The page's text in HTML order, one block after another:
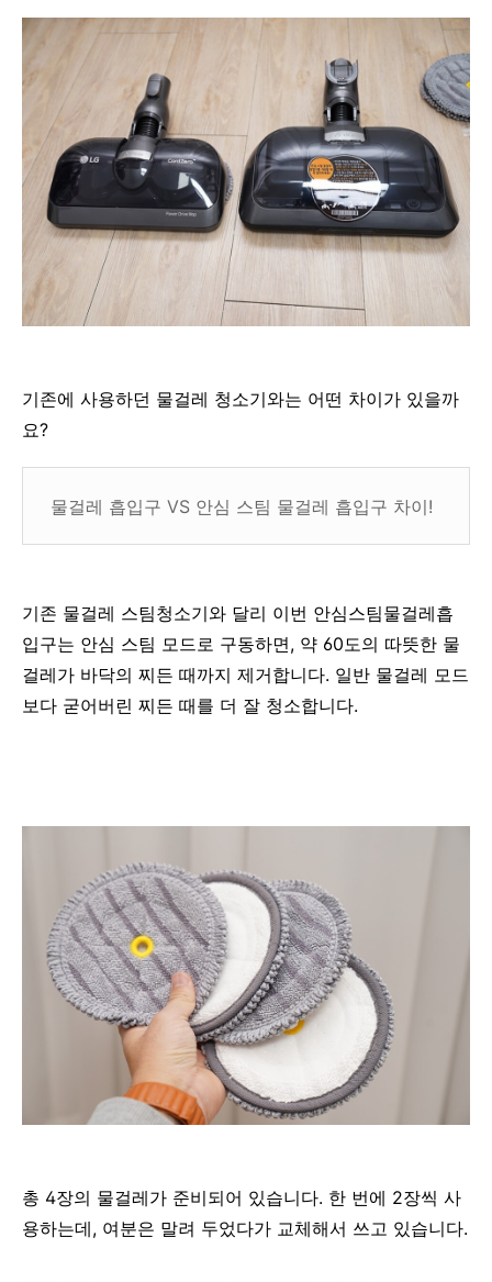
기존에 사용하던 물걸레 청소기와는 어떤 차이가 있을까
요?
물걸레 흡입구 VS 안심 스팀 물걸레 흡입구 차이!
기존 물걸레 스팀청소기와 달리 이번 안심스팀물걸레흡
입구는 안심 스팀 모드로 구동하면, 약 60도의 따뜻한 물
걸레가 바닥의 찌든 때까지 제거합니다. 일반 물걸레 모드
보다 굳어버린 찌든 때를 더 잘 청소합니다.
총 4장의 물걸레가 준비되어 있습니다. 한 번에 2장씩 사
용하는데, 여분은 말려 두었다가 교체해서 쓰고 있습니다.